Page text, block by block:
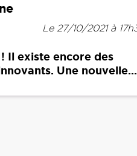
Le 27/10/2021 à
Il existe encore des
Une nouvelle...